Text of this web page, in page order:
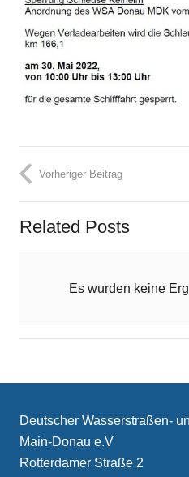
Vorheriger Beitrag
Related Posts
Es wurden keine
Deutscher Wasserstraßen-
Main-Donau e.V
Rotterdamer Straße 2